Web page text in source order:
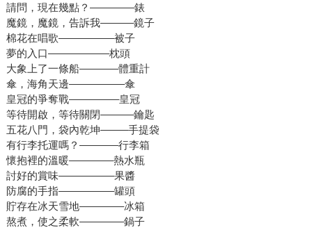
請問，現在幾點？––––––––錶
魔鏡，魔鏡，告訴我––––––鏡子
棉花在唱歌––––––––––被子
夢的入口–––––––––––枕頭
大象上了一條船–––––––體重計
傘，海角天邊––––––––––傘
皇冠的爭奪戰–––––––––皇冠
等待開啟，等待關閉––––––鑰匙
五花八門，袋內乾坤–––––手提袋
有行李托運嗎？–––––––行李箱
懷抱裡的溫暖––––––––熱水瓶
討好的賞味––––––––––果醬
防腐的手指––––––––––罐頭
貯存在冰天雪地––––––––冰箱
熬煮，使之柔軟––––––––鍋子